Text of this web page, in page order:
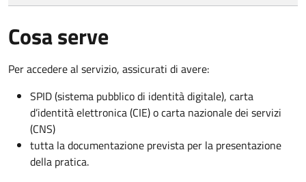
Cosa serve
Per accedere al servizio, assicurati di avere:
SPID (sistema pubblico di identità digitale), carta
d’identità elettronica (CIE) o carta nazionale dei servizi
(CNS)
tutta la documentazione prevista per la presentazione
della pratica.